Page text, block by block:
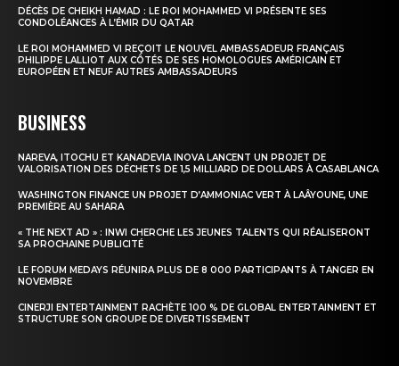
DÉCÈS DE CHEIKH HAMAD : LE ROI MOHAMMED VI PRÉSENTE SES
CONDOLÉANCES À L’ÉMIR DU QATAR
LE ROI MOHAMMED VI REÇOIT LE NOUVEL AMBASSADEUR FRANÇAIS
PHILIPPE LALLIOT AUX CÔTÉS DE SES HOMOLOGUES AMÉRICAIN ET
EUROPÉEN ET NEUF AUTRES AMBASSADEURS
BUSINESS
NAREVA, ITOCHU ET KANADEVIA INOVA LANCENT UN PROJET DE
VALORISATION DES DÉCHETS DE 1,5 MILLIARD DE DOLLARS À CASABLANCA
WASHINGTON FINANCE UN PROJET D’AMMONIAC VERT À LAÂYOUNE, UNE
PREMIÈRE AU SAHARA
« THE NEXT AD » : INWI CHERCHE LES JEUNES TALENTS QUI RÉALISERONT
SA PROCHAINE PUBLICITÉ
LE FORUM MEDAYS RÉUNIRA PLUS DE 8 000 PARTICIPANTS À TANGER EN
NOVEMBRE
CINERJI ENTERTAINMENT RACHÈTE 100 % DE GLOBAL ENTERTAINMENT ET
STRUCTURE SON GROUPE DE DIVERTISSEMENT